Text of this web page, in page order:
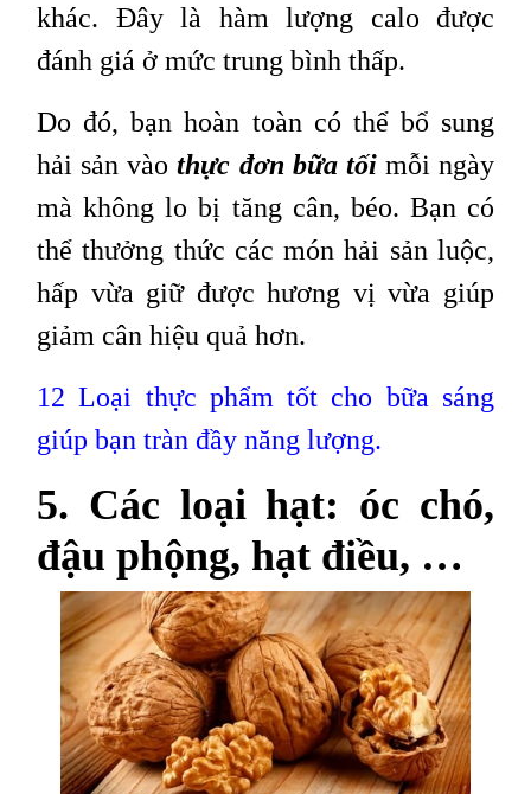
khác. Đây là hàm lượng calo được
đánh giá ở mức trung bình thấp.
Do đó, bạn hoàn toàn có thể bổ sung
hải sản vàothực đơn bữa tốimỗi ngày
mà không lo bị tăng cân, béo. Bạn có
thể thưởng thức các món hải sản luộc,
hấp vừa giữ được hương vị vừa giúp
giảm cân hiệu quả hơn.
12 Loại thực phẩm tốt cho bữa sáng
giúp bạn tràn đầy năng lượng.
5. Các loại hạt: óc chó,
đậu phộng, hạt điều, …